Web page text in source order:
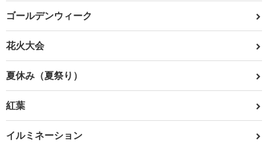
ゴールデンウィーク
花火大会
夏休み（夏祭り）
紅葉
イルミネーション